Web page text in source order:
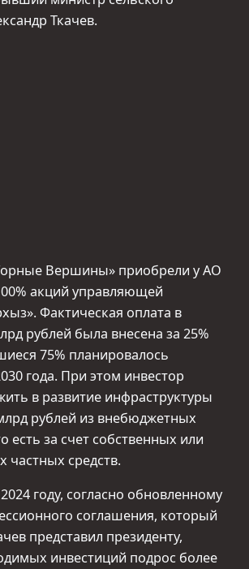
Ткачев.
Вершины» приобрели у АО
акций управляющей
Фактическая оплата в
рублей была внесена за 25%
75% планировалось
года. При этом инвестор
в развитие инфраструктуры
рублей из внебюджетных
есть за счет собственных или
частных средств.
году, согласно обновленному
соглашения, который
представил президенту,
инвестиций подрос более